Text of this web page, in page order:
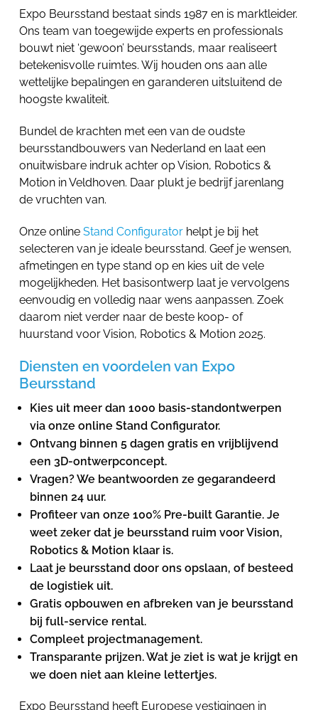
Expo Beursstand bestaat sinds 1987 en is marktleider.
Ons team van toegewijde experts en professionals
bouwt niet ‘gewoon’ beursstands, maar realiseert
betekenisvolle ruimtes. Wij houden ons aan alle
wettelijke bepalingen en garanderen uitsluitend de
hoogste kwaliteit.
Bundel de krachten met een van de oudste
beursstandbouwers van Nederland en laat een
onuitwisbare indruk achter op Vision, Robotics &
Motion in Veldhoven. Daar plukt je bedrijf jarenlang
de vruchten van.
Onze online Stand Configurator helpt je bij het
selecteren van je ideale beursstand. Geef je wensen,
afmetingen en type stand op en kies uit de vele
mogelijkheden. Het basisontwerp laat je vervolgens
eenvoudig en volledig naar wens aanpassen. Zoek
daarom niet verder naar de beste koop- of
huurstand voor Vision, Robotics & Motion 2025.
Diensten en voordelen van Expo
Beursstand
Kies uit meer dan 1000 basis-standontwerpen
via onze online Stand Configurator.
Ontvang binnen 5 dagen gratis en vrijblijvend
een 3D-ontwerpconcept.
Vragen? We beantwoorden ze gegarandeerd
binnen 24 uur.
Profiteer van onze 100% Pre-built Garantie. Je
weet zeker dat je beursstand ruim voor Vision,
Robotics & Motion klaar is.
Laat je beursstand door ons opslaan, of besteed
de logistiek uit.
Gratis opbouwen en afbreken van je beursstand
bij full-service rental.
Compleet projectmanagement.
Transparante prijzen. Wat je ziet is wat je krijgt en
we doen niet aan kleine lettertjes.
Expo Beursstand heeft Europese vestigingen in